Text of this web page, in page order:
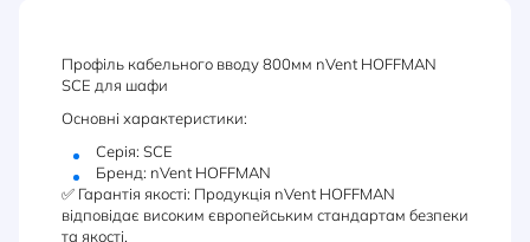
Профіль кабельного вводу 800мм nVent HOFFMAN
SCE для шафи
Основні характеристики:
Серія: SCE
Бренд: nVent HOFFMAN
✅ Гарантія якості: Продукція nVent HOFFMAN
відповідає високим європейським стандартам безпеки
та якості.